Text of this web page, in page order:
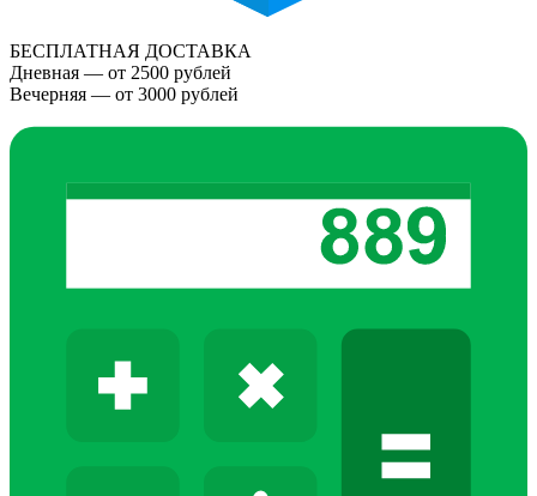
БЕСПЛАТНАЯ ДОСТАВКА
Дневная — от 2500 рублей
Вечерняя — от 3000 рублей